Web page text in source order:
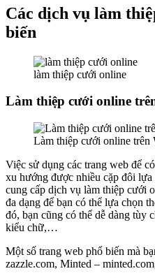
Các dịch vụ làm
biến
làm thiệp cưới online
Làm thiệp cưới online
Làm thiệp cưới online trên
Việc sử dụng các trang web để
xu hướng được nhiều cặp đôi
cung cấp dịch vụ làm thiệp cưới
đa dạng để bạn có thể lựa chọn
đó, bạn cũng có thể dễ dàng tùy
kiểu chữ,…
Một số trang web phổ biến mà
zazzle.com, Minted –